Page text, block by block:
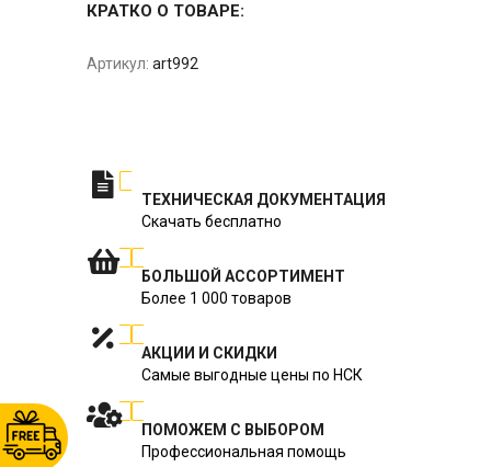
КРАТКО О ТОВАРЕ:
Артикул: art992
ТЕХНИЧЕСКАЯ ДОКУМЕНТАЦИЯ
Скачать бесплатно
БОЛЬШОЙ АССОРТИМЕНТ
Более 1 000 товаров
АКЦИИ И СКИДКИ
Самые выгодные цены по НСК
ПОМОЖЕМ С ВЫБОРОМ
Профессиональная помощь